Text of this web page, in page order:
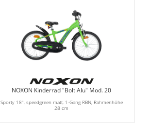
NOXON Kinderrad "Bolt Alu" Mod. 20
Sporty 18", speedgreen matt, 1-Gang RBN, Rahmenhöhe
28 cm